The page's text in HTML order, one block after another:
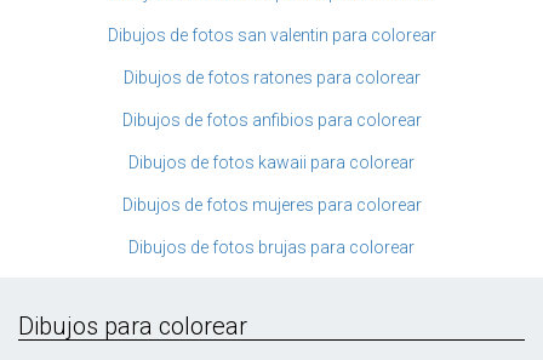
Dibujos de fotos san valentin para colorear
Dibujos de fotos ratones para colorear
Dibujos de fotos anfibios para colorear
Dibujos de fotos kawaii para colorear
Dibujos de fotos mujeres para colorear
Dibujos de fotos brujas para colorear
Dibujos para colorear